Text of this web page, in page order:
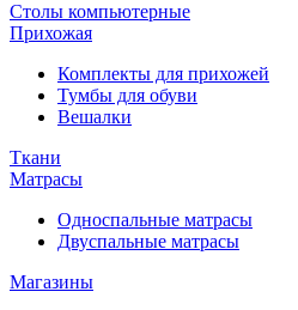
Столы компьютерные
Прихожая
Комплекты для прихожей
Тумбы для обуви
Вешалки
Ткани
Матрасы
Односпальные матрасы
Двуспальные матрасы
Магазины